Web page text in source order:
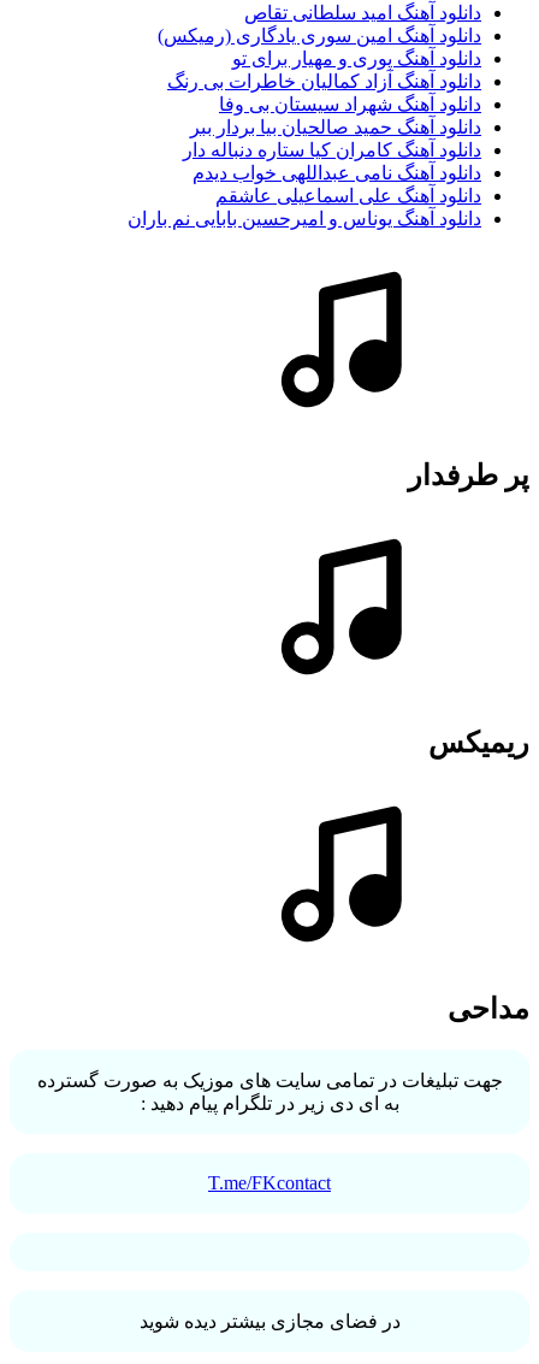
دانلود آهنگ امید سلطانی تقاص
دانلود آهنگ امین سوری یادگاری (رمیکس)
دانلود آهنگ پوری و مهیار برای تو
دانلود آهنگ آزاد کمالیان خاطرات بی رنگ
دانلود آهنگ شهراد سیستان بی وفا
دانلود آهنگ حمید صالحیان بیا بردار ببر
دانلود آهنگ کامران کیا ستاره دنباله دار
دانلود آهنگ نامی عبداللهی خواب دیدم
دانلود آهنگ علی اسماعیلی عاشقم
دانلود آهنگ یوناس و امیرحسین بابایی نم باران
پر طرفدار
ریمیکس
مداحی
جهت تبلیغات در تمامی سایت های موزیک به صورت گسترده
به ای دی زیر در تلگرام پیام دهید :
T.me/FKcontact
در فضای مجازی بیشتر دیده شوید